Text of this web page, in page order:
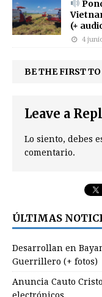
(+
4
BE THE FIRST
Leave a
Lo siento, debes
comentario.
ÚLTIMAS
Desarrollan en
Guerrillero (+ fotos)
Anuncia Cauto